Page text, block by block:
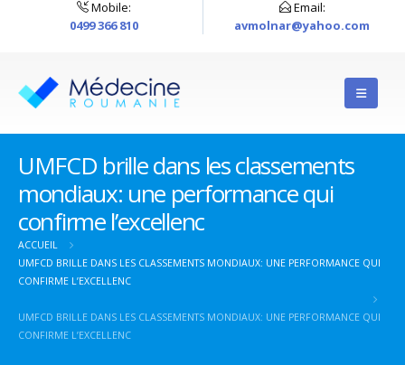
Mobile:
0499 366 810
Email:
avmolnar@yahoo.com
UMFCD brille dans les classements
mondiaux: une performance qui
confirme l’excellenc
ACCUEIL
UMFCD BRILLE DANS LES CLASSEMENTS MONDIAUX: UNE PERFORMANCE QUI
CONFIRME L’EXCELLENC
UMFCD BRILLE DANS LES CLASSEMENTS MONDIAUX: UNE PERFORMANCE QUI
CONFIRME L’EXCELLENC